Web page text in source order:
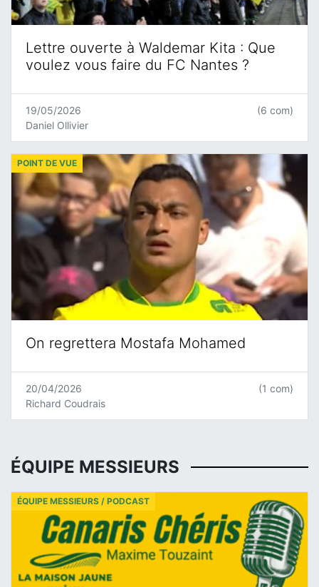
Lettre ouverte à Waldemar Kita : Que
voulez vous faire du FC Nantes ?
19/05/2026
Daniel Ollivier
(6 com)
On regrettera Mostafa Mohamed
POINT DE VUE
20/04/2026
Richard Coudrais
(1 com)
ÉQUIPE MESSIEURS
ÉQUIPE MESSIEURS / PODCAST